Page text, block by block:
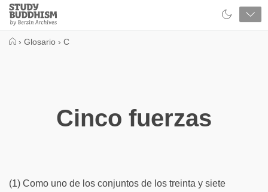
Close
Study
Buddhism
› Glosario › C
Cinco fuerzas
(1) Como uno de los conjuntos de los treinta y siete